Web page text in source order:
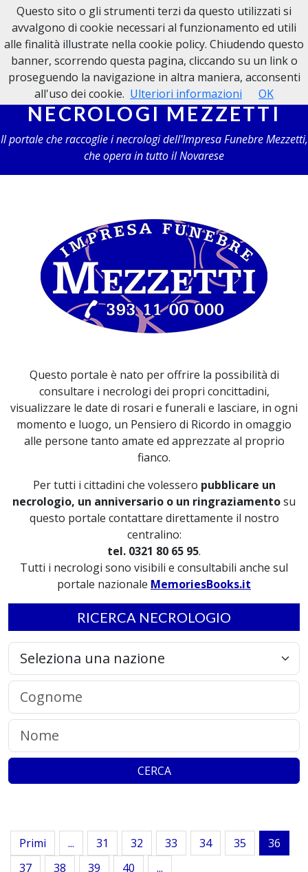
NECROLOGI MEZZETTI
NECROLOGI MEZZETTI
Il portale che raccoglie i necrologi dell'Impresa Funebre Mezzetti,
che opera in tutto il Novarese
Questo portale è nato per offrire la possibilità di
consultare i necrologi dei propri concittadini,
visualizzare le date di rosari e funerali e lasciare, in ogni
momento e luogo, un Pensiero di Ricordo in omaggio
alle persone tanto amate ed apprezzate al proprio
fianco.
Per tutti i cittadini che volessero pubblicare un
necrologio, un anniversario o un ringraziamentosu
questo portale contattare direttamente il nostro
centralino:
tel. 0321 80 65 95.
Tutti i necrologi sono visibili e consultabili anche sul
portale nazionale MemoriesBooks.it
RICERCA NECROLOGIO
CERCA
Primi ... 31 32 33 34 35
36
37
38 39 40 ...
Questo sito o gli strumenti terzi da questo utilizzati si
avvalgono di cookie necessari al funzionamento ed utili
alle finalità illustrate nella cookie policy. Chiudendo questo
banner, scorrendo questa pagina, cliccando su un link o
proseguendo la navigazione in altra maniera, acconsenti
all'uso dei cookie. Ulteriori informazioni OK